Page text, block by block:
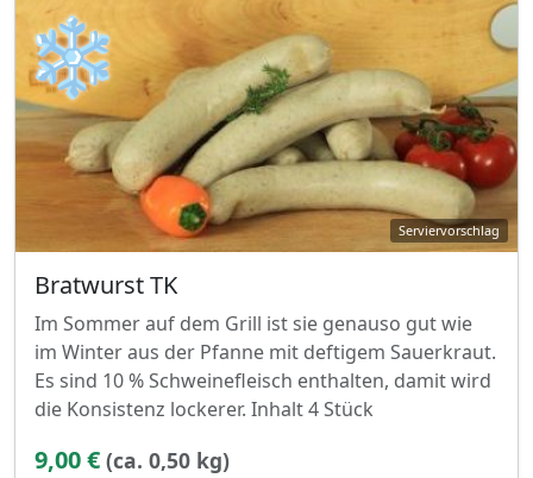
❄
Bratwurst TK
Im Sommer auf dem Grill ist sie genauso gut wie
im Winter aus der Pfanne mit deftigem Sauerkraut.
Es sind 10 % Schweinefleisch enthalten, damit wird
die Konsistenz lockerer. Inhalt 4 Stück
9,00 € (ca. 0,50 kg)